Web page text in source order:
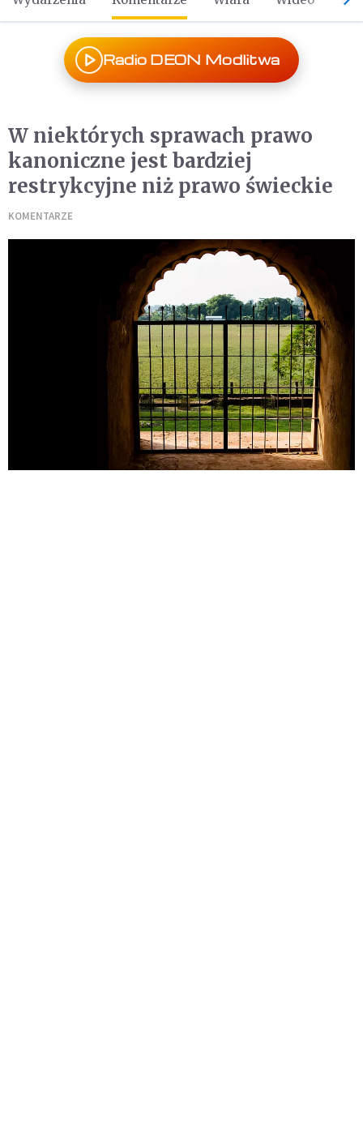
Radio DEON Modlitwa
W niektórych sprawach prawo
kanoniczne jest bardziej
restrykcyjne niż prawo świeckie
KOMENTARZE